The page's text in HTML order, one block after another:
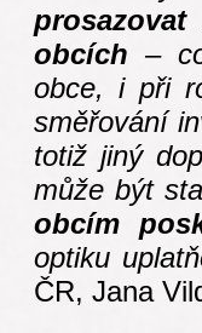
obcích –
obce, i při
směřování
totiž jiný
může být
obcím
optiku
ČR, Jana